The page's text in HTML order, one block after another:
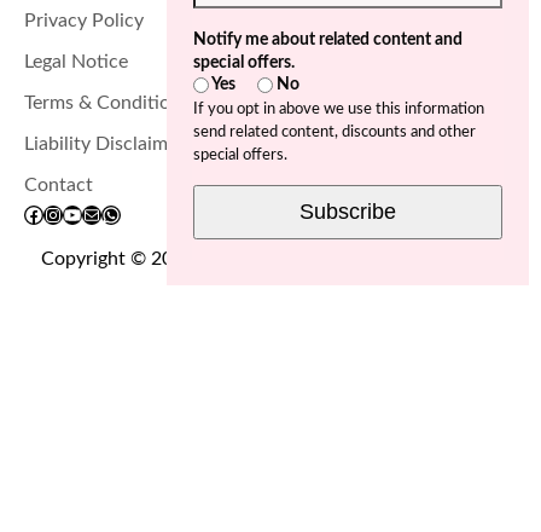
Privacy Policy
Legal Notice
Terms & Conditions
Liability Disclaimer
Contact
Facebook
Instagram
YouTube
MailWhatsApp
Copyright © 2025. Miriam Mascall. All rights reserved.
Notify me about related content and
special offers.
Yes
No
If you opt in above we use this information
send related content, discounts and other
special offers.
Subscribe